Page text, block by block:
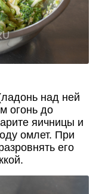
над ней
огонь до
яичницы и
омлет. При
его